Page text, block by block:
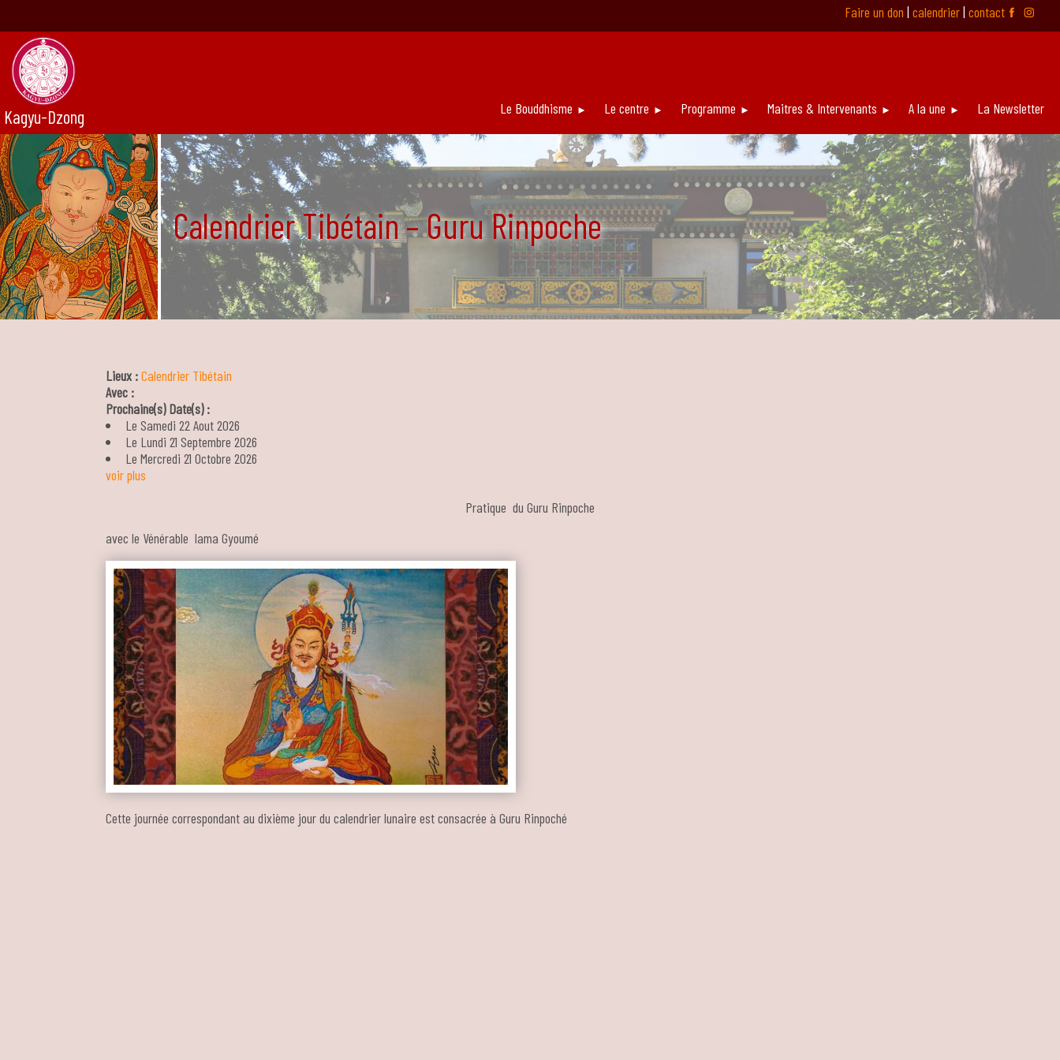
Faire un don | calendrier| contact ƹ ƿ
Kagyu-Dzong Le Bouddhisme Le centre Programme Maitres & Intervenants A la une La Newsletter
Calendrier Tibétain – Guru Rinpoche
Lieux :Calendrier Tibétain
Avec :
Prochaine(s) Date(s) :
Le Samedi 22 Aout 2026
Le Lundi 21 Septembre 2026
Le Mercredi 21 Octobre 2026
voir plus
Pratique du Guru Rinpoche
avec le Vénérable lama Gyoumé
Cette journée correspondant au dixième jour du calendrier lunaire est consacrée à Guru Rinpoché